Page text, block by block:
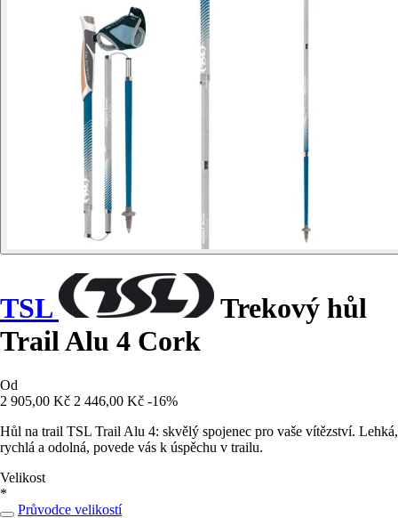
TSL
Trekový hůl
Trail Alu 4 Cork
Od
2 905,00 Kč 2 446,00 Kč -16%
Hůl na trail TSL Trail Alu 4: skvělý spojenec pro vaše vítězství. Lehká,
rychlá a odolná, povede vás k úspěchu v trailu.
Velikost
*
Průvodce velikostí